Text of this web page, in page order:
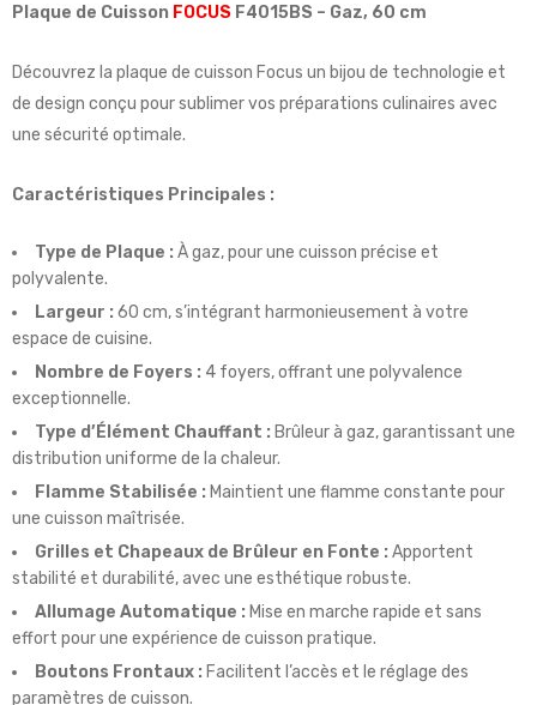
Plaque de Cuisson FOCUS F4015BS – Gaz, 60 cm
Découvrez la plaque de cuisson Focus un bijou de technologie et
de design conçu pour sublimer vos préparations culinaires avec
une sécurité optimale.
Caractéristiques Principales :
Type de Plaque : À gaz, pour une cuisson précise et
polyvalente.
Largeur : 60 cm, s’intégrant harmonieusement à votre
espace de cuisine.
Nombre de Foyers : 4 foyers, offrant une polyvalence
exceptionnelle.
Type d’Élément Chauffant : Brûleur à gaz, garantissant une
distribution uniforme de la chaleur.
Flamme Stabilisée : Maintient une flamme constante pour
une cuisson maîtrisée.
Grilles et Chapeaux de Brûleur en Fonte : Apportent
stabilité et durabilité, avec une esthétique robuste.
Allumage Automatique : Mise en marche rapide et sans
effort pour une expérience de cuisson pratique.
Boutons Frontaux : Facilitent l’accès et le réglage des
paramètres de cuisson.